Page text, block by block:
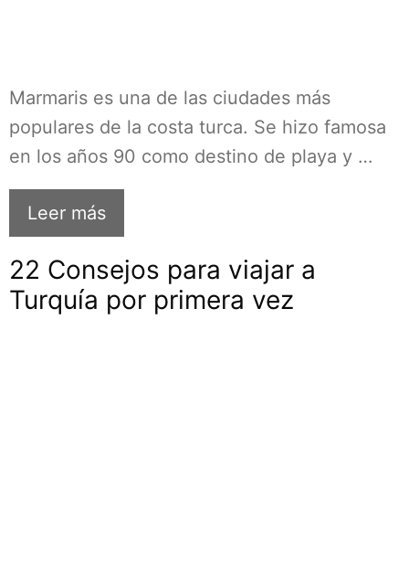
Marmaris es una de las ciudades más
populares de la costa turca. Se hizo famosa
en los años 90 como destino de playa y …
Leer más
22 Consejos para viajar a
Turquía por primera vez